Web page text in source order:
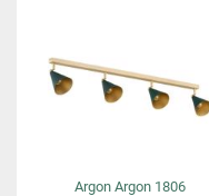
Argon Argon 1806